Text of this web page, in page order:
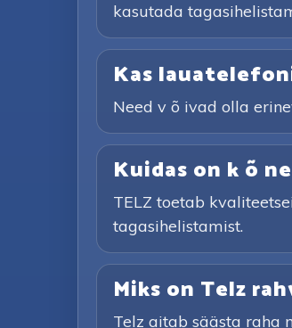
kasutada
Kas
Need v õ ivad olla
Kuidas on k õ
TELZ toetab
tagasihelistamist.
Miks on Telz
Telz aitab säästa raha